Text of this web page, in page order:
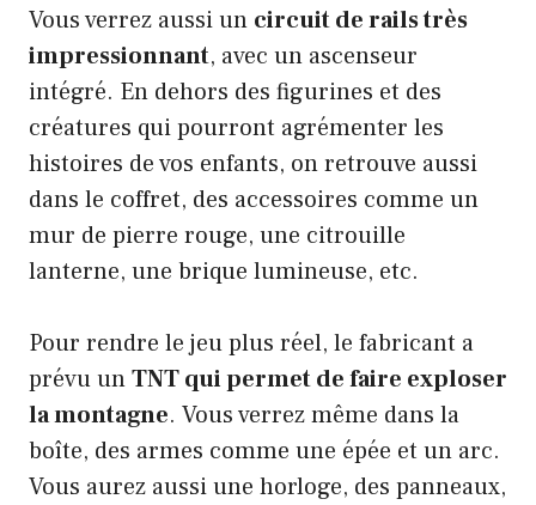
Vous verrez aussi un circuit de rails très
impressionnant, avec un ascenseur
intégré. En dehors des figurines et des
créatures qui pourront agrémenter les
histoires de vos enfants, on retrouve aussi
dans le coffret, des accessoires comme un
mur de pierre rouge, une citrouille
lanterne, une brique lumineuse, etc.
Pour rendre le jeu plus réel, le fabricant a
prévu unTNT qui permet de faire exploser
la montagne. Vous verrez même dans la
boîte, des armes comme une épée et un arc.
Vous aurez aussi une horloge, des panneaux,